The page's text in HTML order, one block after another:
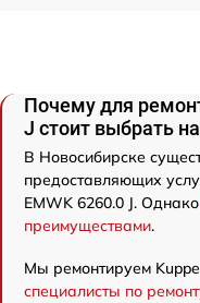
Почему для
J стоит выбрать
В Новосибирске
предоставляющих
EMWK 6260.0 J. Однако
преимуществами.
Мы ремонтируем
специалисты по